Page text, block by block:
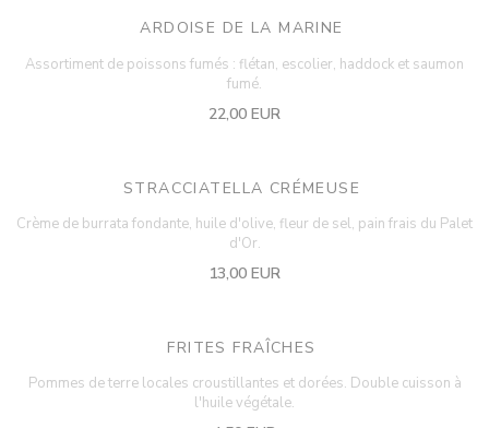
ARDOISE DE LA MARINE
Assortiment de poissons fumés : flétan, escolier, haddock et saumon
fumé.
22,00 EUR
STRACCIATELLA CRÉMEUSE
Crème de burrata fondante, huile d'olive, fleur de sel, pain frais du Palet
d'Or.
13,00 EUR
FRITES FRAÎCHES
Pommes de terre locales croustillantes et dorées. Double cuisson à
l'huile végétale.